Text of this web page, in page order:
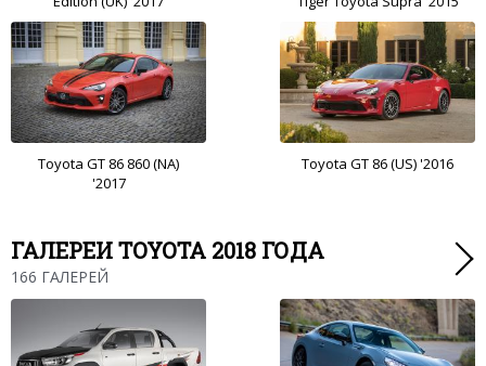
Toyota GT 86 860 (NA)
'2017
Toyota GT 86 (US) '2016
ГАЛЕРЕИ TOYOTA 2018 ГОДА
166 ГАЛЕРЕЙ